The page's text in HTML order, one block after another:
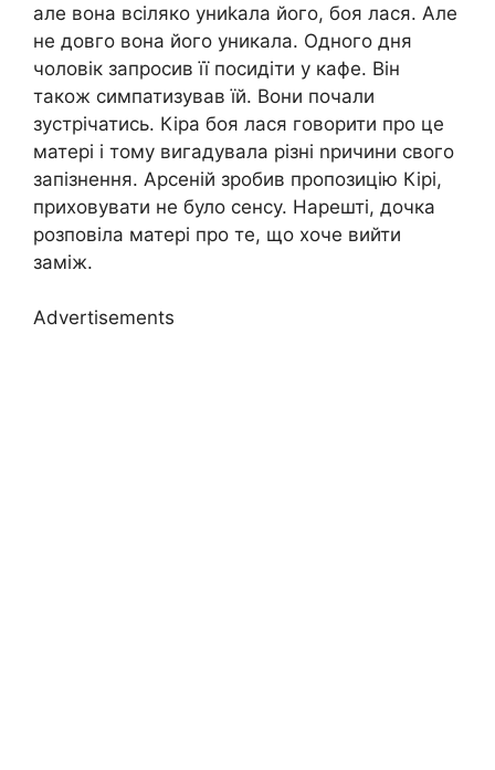
але вона всіляко униkала його, боя лася. Але
не довго вона його уникала. Одного дня
чоловік запросив її посидіти у кафе. Він
також симпатизував їй. Вони почали
зустрічатись. Кіра боя лася говорити про це
матері і тому вигадувала різні nричини свого
запізнення. Арсеній зробив пропозицію Кірі,
приховувати не було сенсу. Нарешті, дочка
розповіла матері про те, що хоче вийти
заміж.
Advertisements